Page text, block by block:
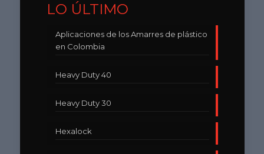
LO ÚLTIMO
Aplicaciones de los Amarres de plástico
en Colombia
Heavy Duty 40
Heavy Duty 30
Hexalock